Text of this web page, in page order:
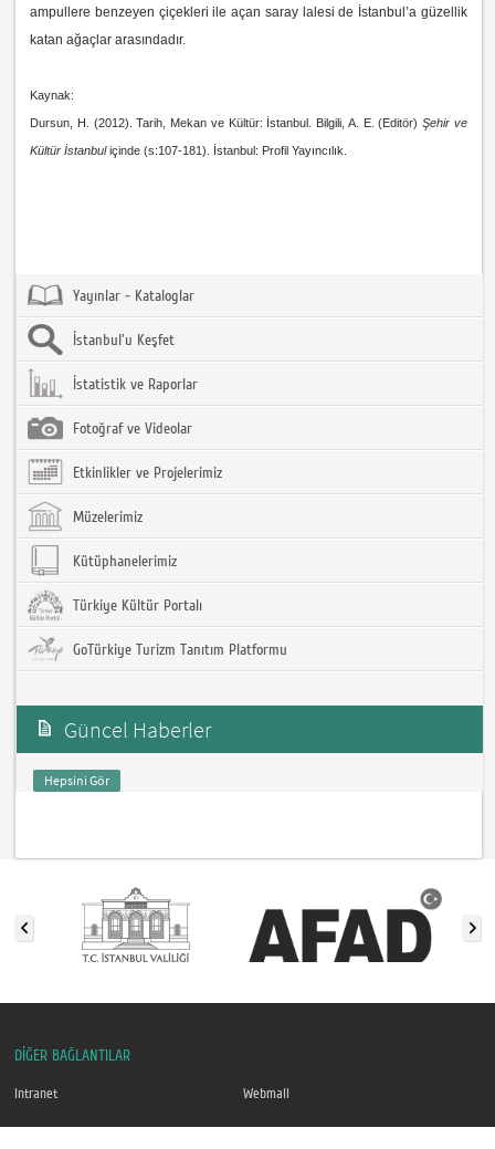
ampullere benzeyen çiçekleri ile açan saray lalesi de İstanbul’a güzellik
katan ağaçlar arasındadır.
Kaynak:
Dursun, H. (2012). Tarih, Mekan ve Kültür: İstanbul. Bilgili, A. E. (Editör)Şehir ve
Kültür İstanbuliçinde (s:107-181). İstanbul: Profil Yayıncılık.
Yayınlar - Kataloglar
İstanbul'u Keşfet
İstatistik ve Raporlar
Fotoğraf ve Videolar
Etkinlikler ve Projelerimiz
Müzelerimiz
Kütüphanelerimiz
Türkiye Kültür Portalı
GoTürkiye Turizm Tanıtım Platformu
Güncel Haberler
Hepsini Gör
DİĞER BAĞLANTILAR
Intranet Webmail